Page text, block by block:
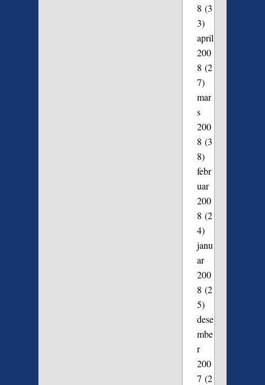
8 (3
3)
april
200
8 (2
7)
mar
s
200
8 (3
8)
febr
uar
200
8 (2
4)
janu
ar
200
8 (2
5)
dese
mbe
r
200
7 (2